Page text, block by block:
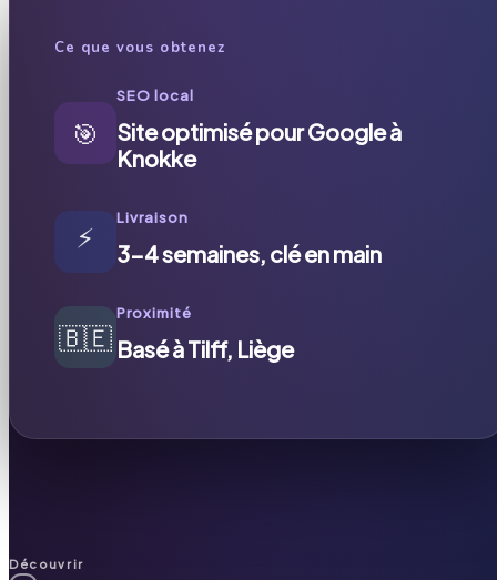
Ce que vous obtenez
🎯
SEO local
Site optimisé pour Google à
Knokke
⚡
Livraison
3-4 semaines, clé en main
🇧🇪
Proximité
Basé à Tilff, Liège
Découvrir